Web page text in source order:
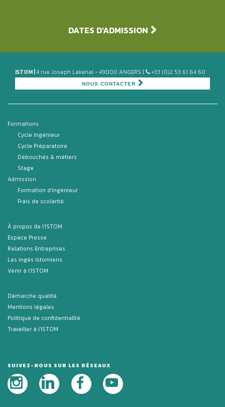
DATES D'ADMISSION
ISTOM | 4 rue Joseph Lakanal - 49000 ANGERS | +33 (0)2 53 61 84 60
NOUS CONTACTER
Formations
Cycle Ingénieur
Cycle Préparatoire
Débouchés & métiers
Stage
Admission
Formation d'ingénieur
Frais de scolarité
À propos de l'ISTOM
Espace Presse
Relations Entreprises
Les ingés Istomiens
Venir à l'ISTOM
Démarche qualité
Mentions légales
Politique de confidentialité
Travailler à l'ISTOM
SUIVEZ-NOUS SUR LES RÉSEAUX